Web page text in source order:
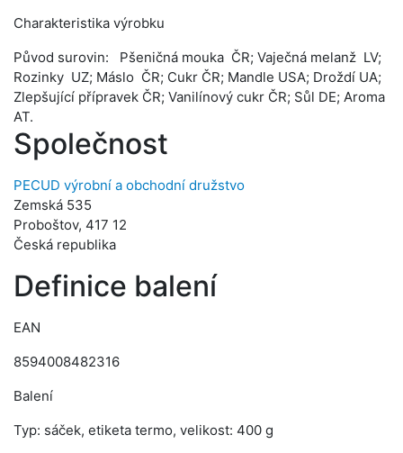
Charakteristika výrobku
Původ surovin: Pšeničná mouka ČR; Vaječná melanž LV;
Rozinky UZ; Máslo ČR; Cukr ČR; Mandle USA; Droždí UA;
Zlepšující přípravek ČR; Vanilínový cukr ČR; Sůl DE; Aroma
AT.
Společnost
PECUD výrobní a obchodní družstvo
Zemská 535
Proboštov, 417 12
Česká republika
Definice balení
EAN
8594008482316
Balení
Typ: sáček, etiketa termo, velikost: 400 g